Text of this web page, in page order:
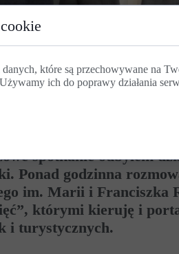
spotkanie odbyłem
Ponad godzinna
im. Marii i Franciszka
którymi kieruję i
i turystycznych.
które są przechowywane na
ich do poprawy działania